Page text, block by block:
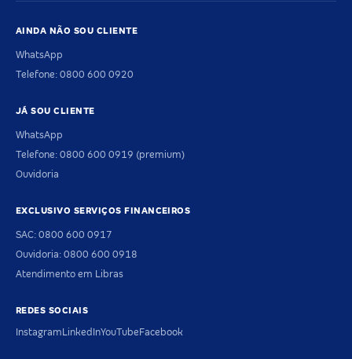
AINDA NÃO SOU CLIENTE
WhatsApp
Telefone: 0800 600 0920
JÁ SOU CLIENTE
WhatsApp
Telefone: 0800 600 0919 (premium)
Ouvidoria
EXCLUSIVO SERVIÇOS FINANCEIROS
SAC: 0800 600 0917
Ouvidoria: 0800 600 0918
Atendimento em Libras
REDES SOCIAIS
InstagramLinkedInYouTubeFacebook